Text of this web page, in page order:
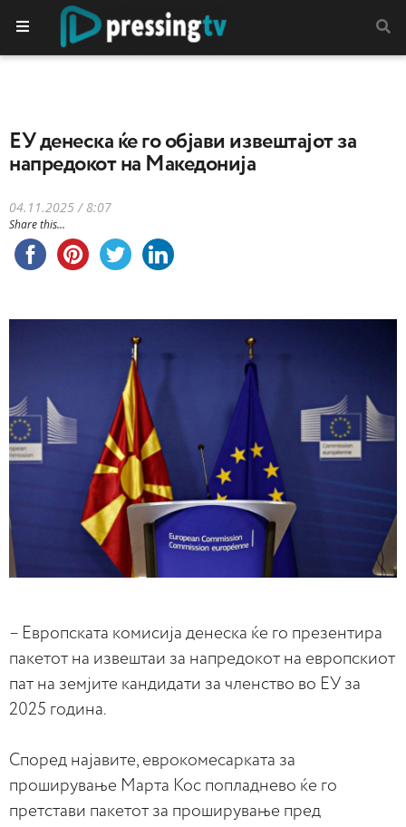
EУ денеска ќе го објави извештајот за
напредокот на Македонија
04.11.2025 / 8:07
Share this...
– Европската комисија денеска ќе го презентира
пакетот на извештаи за напредокот на европскиот
пат на земјите кандидати за членство во ЕУ за
2025 година.
Според најавите, еврокомесарката за
проширување Марта Кос попладнево ќе го
претстави пакетот за проширување пред